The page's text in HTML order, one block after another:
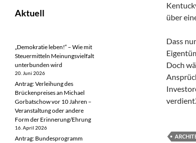
über
Dass
Doch
Aktuell
„Demokratie leben!“ – Wie mit
Steuermitteln Meinungsvielfalt
unterbunden wird
20. Juni 2026
Antrag: Verleihung des
Brückenpreises an Michael
Gorbatschow vor 10 Jahren –
Veranstaltung oder andere
Form der Erinnerung/Ehrung
16. April 2026
Antrag: Bundesprogramm